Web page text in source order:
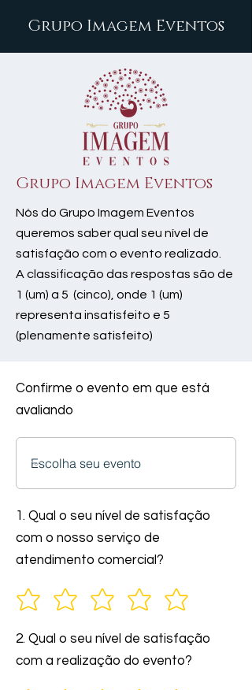
Grupo Imagem Eventos
Grupo Imagem Eventos
Nós do Grupo Imagem Eventos
queremos saber qual seu nível de
satisfação com o evento realizado.
A classificação das respostas são de
1 (um) a 5 (cinco), onde 1 (um)
representa insatisfeito e 5
(plenamente satisfeito)
Confirme o evento em que está
avaliando
1. Qual o seu nível de satisfação
com o nosso serviço de
atendimento comercial?
2. Qual o seu nível de satisfação
com a realização do evento?